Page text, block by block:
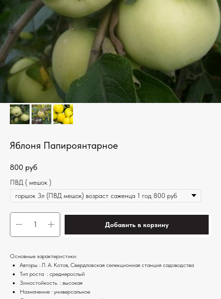
Яблоня Папироянтарное
800 руб
ПВД ( мешок )
Добавить в корзину
Основные характеристики:
Авторы : Л. А. Котов, Свердловская селекционная станция садоводства
Тип роста : среднерослый
Зимостойкость : высокая
Назначение : универсальное